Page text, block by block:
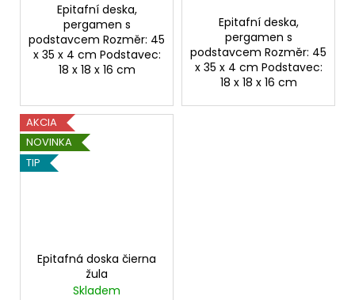
Epitafní deska,
pergamen s
podstavcem Rozměr: 45
x 35 x 4 cm Podstavec:
18 x 18 x 16 cm
Epitafní deska,
pergamen s
podstavcem Rozměr: 45
x 35 x 4 cm Podstavec:
18 x 18 x 16 cm
AKCIA
NOVINKA
TIP
Epitafná doska čierna
žula
Skladem